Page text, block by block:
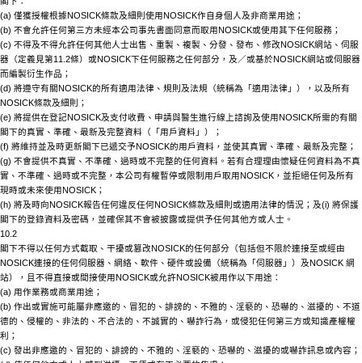
(a) 僅獲授權根據NOSICK條款及細則使用NOSICK作自身個人及非商業用途；
(b) 不會允許任何第三方未經本公司事先書面同意而取用NOSICK或使用其下任何服務；
(c) 不得及不得允許任何其他人士出售、重製、複製、分發、發布、修改NOSICK網站、伺服
器（定義見第11.2條）或NOSICK下任何服務之任何部分，及／或基於NOSICK網站或伺服器
而編製衍生作品；
(d) 將遵守有關NOSICK的所有適用法律、規則及法規（統稱為「適用法律」），以及所有
NOSICK條款及細則；
(e) 將提供在登記NOSICK及支付收費、申請與醫生進行線上諮詢及使用NOSICK所需的有關
閣下的真實、準確、最新及完整資料（「用戶資料」）；
(f) 將維持並及時更新閣下已遞交予NOSICK的用戶資料，並使其真實、準確、最新及完整；
(g) 不會提供不真實、不準確、過時或不完整的任何資料。若有合理理由懷疑任何資料為不真
實、不準確、過時或不完整，本公司有權暫停或限制用戶取用NOSICK ，並拒絕任何及所有
現時或未來使用NOSICK ；
(h) 將及時向NOSICK報告任何違反任何NOSICK條款及細則或適用法律的情況；及(i) 將保護
閣下的登錄資料及密碼，並確保其不會被披露或提供予任何其他方或人士。
10.2
閣下不得以任何方式截取、干擾或篡改NOSICK的任何部分（包括但不限於連接至或經由
NOSICK連接的任何伺服器、網絡、軟件、硬件或設備（統稱為「伺服器」）及NOSICK 網
站），且不得直接或間接使用NOSICK或允許NOSICK被用作以下用途：
(a) 用作業務或商業用途；
(b) 作出或實施可能屬非應邀的、冒犯的、誹謗的、不雅的、淫褻的、恐嚇的、滋擾的、不道
德的、侵權的、非法的、不合法的、不誠實的、嚇詐行為，或侵犯任何第三方或知識產權權
利；
(c) 發出非應邀的、冒犯的、誹謗的、不雅的、淫褻的、恐嚇的、滋擾的或嚇詐訊息或內容；